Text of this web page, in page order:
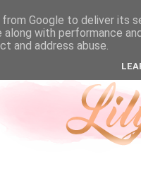
Google to deliver its
along with performance
and address abuse.